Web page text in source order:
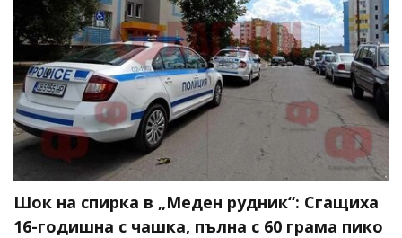
Шок на спирка в „Меден рудник“: Сгащиха
16-годишна с чашка, пълна с 60 грама пико